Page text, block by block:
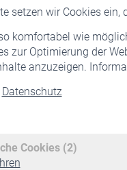
setzen wir Cookies
komfortabel wie
zur Optimierung der
anzuzeigen.
Datenschutz
Cookies (2)
Staatliche Förderung